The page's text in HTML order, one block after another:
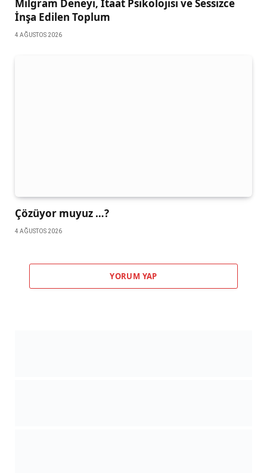
Milgram Deneyi, İtaat Psikolojisi ve Sessizce
İnşa Edilen Toplum
4 AĞUSTOS 2026
Çözüyor muyuz …?
4 AĞUSTOS 2026
YORUM YAP